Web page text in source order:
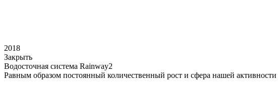
2018
Закрыть
Водосточная система Rainway2
Равным образом постоянный количественный рост и сфера нашей